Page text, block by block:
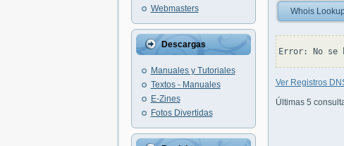
Webmasters
Descargas
Manuales y Tutoriales
Textos - Manuales
E-Zines
Fotos Divertidas
Whois
Ver Registros
Últimas 5